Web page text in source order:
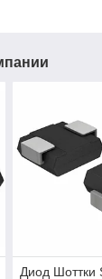
Диод Шоттки